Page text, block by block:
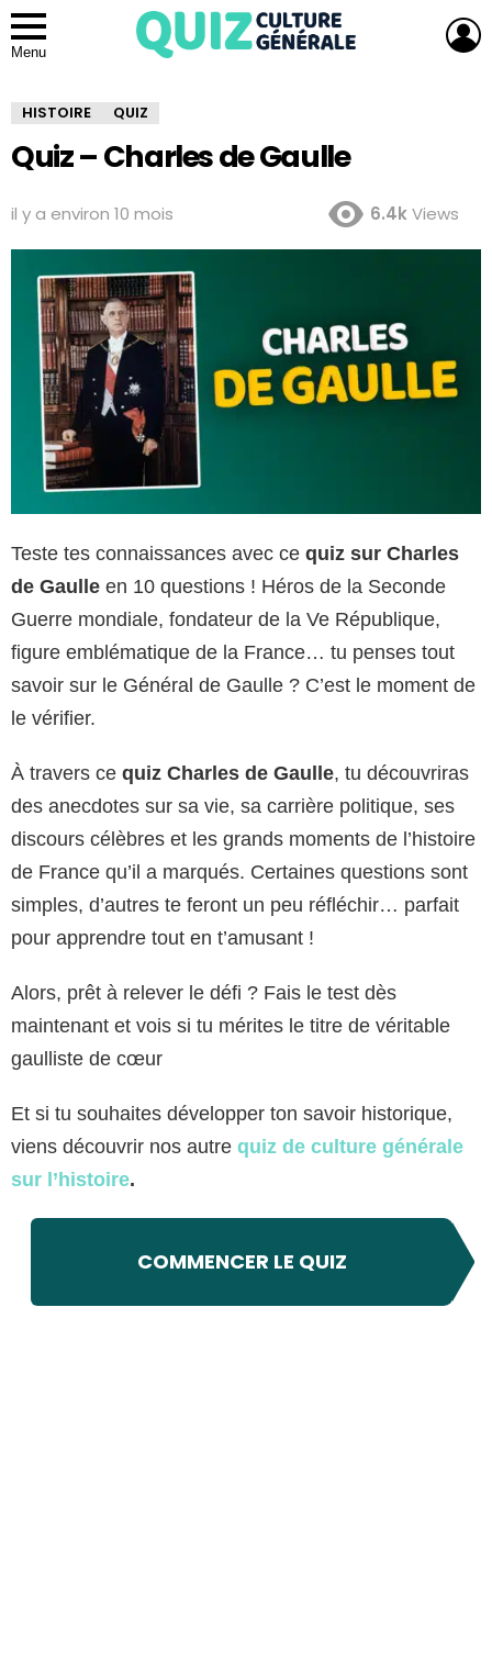
Menu
HISTOIRE QUIZ
Quiz – Charles de Gaulle
il y a environ 10 mois 6.4kViews
Teste tes connaissances avec ce quiz sur Charles
de Gaulle en 10 questions ! Héros de la Seconde
Guerre mondiale, fondateur de la Ve République,
figure emblématique de la France… tu penses tout
savoir sur le Général de Gaulle ? C’est le moment de
le vérifier.
À travers ce quiz Charles de Gaulle, tu découvriras
des anecdotes sur sa vie, sa carrière politique, ses
discours célèbres et les grands moments de l’histoire
de France qu’il a marqués. Certaines questions sont
simples, d’autres te feront un peu réfléchir… parfait
pour apprendre tout en t’amusant !
Alors, prêt à relever le défi ? Fais le test dès
maintenant et vois si tu mérites le titre de véritable
gaulliste de cœur
Et si tu souhaites développer ton savoir historique,
viens découvrir nos autre quiz de culture générale
sur l’histoire.
COMMENCER LE QUIZ